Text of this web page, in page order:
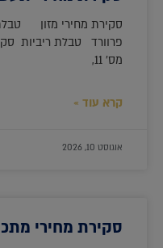
סקירת מחירי מזון
מס' 11,
קרא עוד »
אוגוסט 10, 2026
סקירת מחירי מתכות